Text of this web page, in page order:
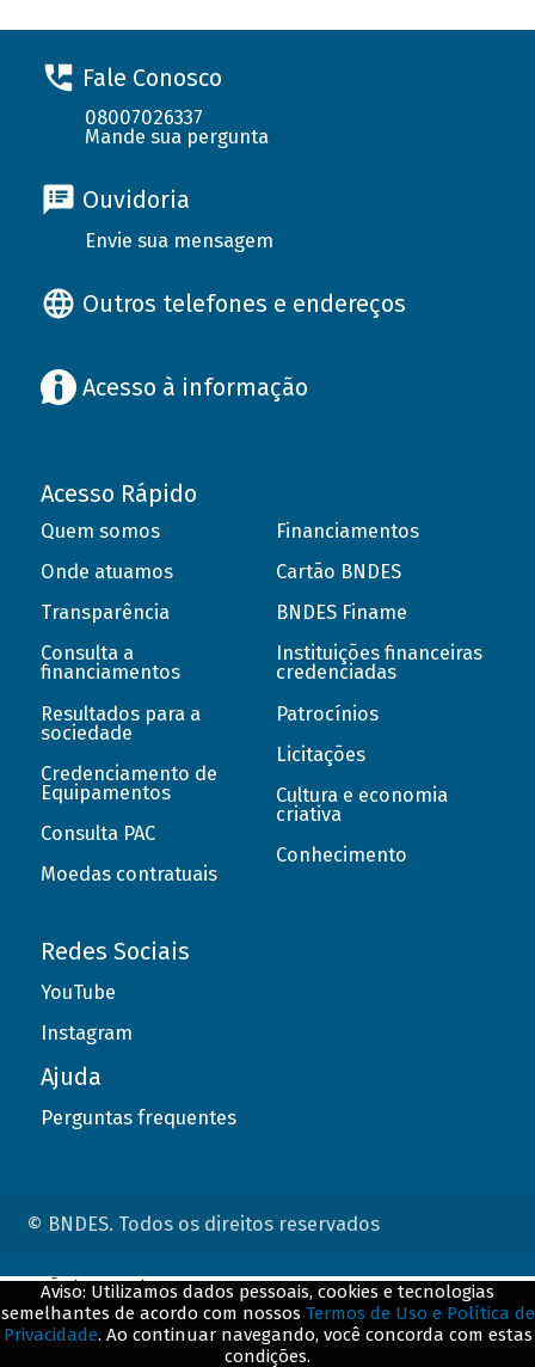
Fale Conosco
08007026337
Mande sua pergunta
Ouvidoria
Envie sua mensagem
Outros telefones e endereços
Acesso à informação
Acesso Rápido
Quem somos
Onde atuamos
Transparência
Consulta a
financiamentos
Resultados para a
sociedade
Credenciamento de
Equipamentos
Consulta PAC
Moedas contratuais
Financiamentos
Cartão BNDES
BNDES Finame
Instituições financeiras
credenciadas
Patrocínios
Licitações
Cultura e economia
criativa
Conhecimento
Redes Sociais
YouTube
Instagram
Ajuda
Perguntas frequentes
© BNDES. Todos os direitos reservados
Aviso: Utilizamos dados pessoais, cookies e tecnologias
semelhantes de acordo com nossos Termos de Uso e Política de
Privacidade. Ao continuar navegando, você concorda com estas
condições.
ConteÃºdo complementar
${title}${badge}